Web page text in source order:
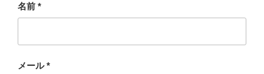
名前 *
メール*